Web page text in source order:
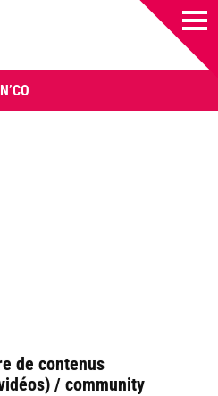
de contenus
/ community